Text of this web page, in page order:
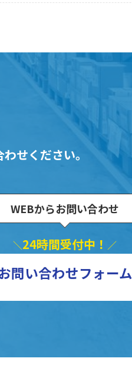
せください。
WEBからお問い合わせ
＼24時間受付中！ ／
問い合わせフォーム